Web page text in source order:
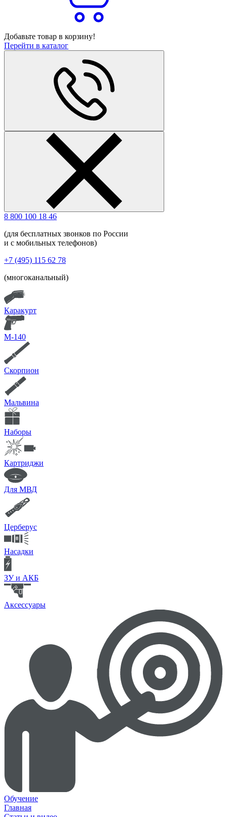
Добавьте товар в корзину!
Перейти в каталог
8 800 100 18 46
(для бесплатных звонков по России
и с мобильных телефонов)
+7 (495) 115 62 78
(многоканальный)
Каракурт
М-140
Скорпион
Мальвина
Наборы
Картриджи
Для МВД
Церберус
Насадки
ЗУ и АКБ
Аксессуары
Обучение
Главная